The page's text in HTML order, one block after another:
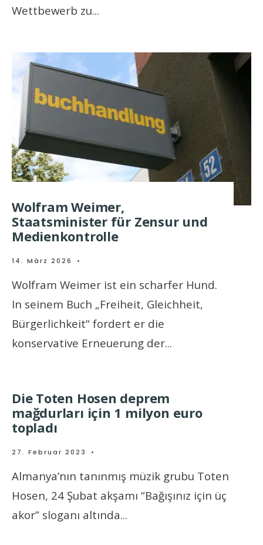
Wettbewerb zu...
Wolfram Weimer,
Staatsminister für Zensur und
Medienkontrolle
14. März 2026 •
Wolfram Weimer ist ein scharfer Hund.
In seinem Buch „Freiheit, Gleichheit,
Bürgerlichkeit“ fordert er die
konservative Erneuerung der...
Die Toten Hosen deprem
mağdurları için 1 milyon euro
topladı
27. Februar 2023 •
Almanya’nın tanınmış müzik grubu Toten
Hosen, 24 Şubat akşamı “Bağışınız için üç
akor” sloganı altında...